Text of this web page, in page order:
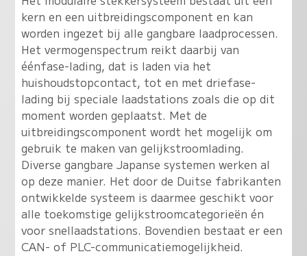
kern en een uitbreidingscomponent en kan
worden ingezet bij alle gangbare laadprocessen.
Het vermogenspectrum reikt daarbij van
éénfase-lading, dat is laden via het
huishoudstopcontact, tot en met driefase-
lading bij speciale laadstations zoals die op dit
moment worden geplaatst. Met de
uitbreidingscomponent wordt het mogelijk om
gebruik te maken van gelijkstroomlading.
Diverse gangbare Japanse systemen werken al
op deze manier. Het door de Duitse fabrikanten
ontwikkelde systeem is daarmee geschikt voor
alle toekomstige gelijkstroomcategorieën én
voor snellaadstations. Bovendien bestaat er een
CAN- of PLC-communicatiemogelijkheid.